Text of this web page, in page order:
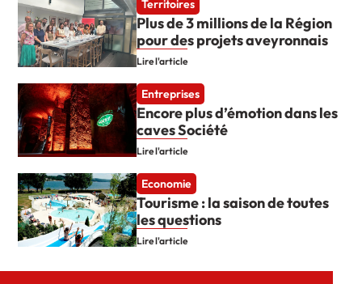
Territoires
Plus de 3 millions de la Région
pour des projets aveyronnais
Lire l'article
Entreprises
Encore plus d’émotion dans les
caves Société
Lire l'article
Economie
Tourisme : la saison de toutes
les questions
Lire l'article